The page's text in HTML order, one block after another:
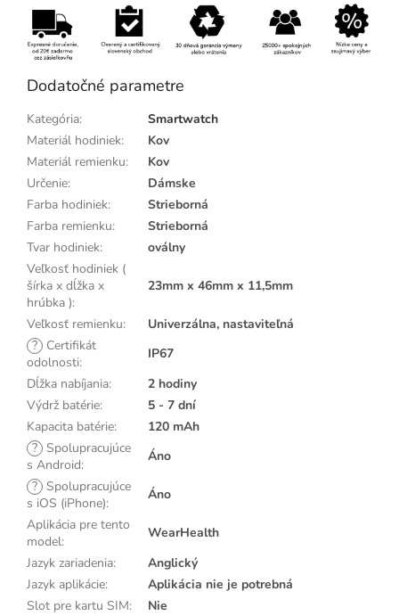
Dodatočné parametre
Kategória:
Smartwatch
Materiál hodiniek:
Kov
Materiál remienku:
Kov
Určenie:
Dámske
Farba hodiniek:
Strieborná
Farba remienku:
Strieborná
Tvar hodiniek:
oválny
Veľkosť hodiniek (
šírka x dĺžka x
hrúbka ):
23mm x 46mm x 11,5mm
Veľkosť remienku:
Univerzálna, nastaviteľná
? Certifikát
odolnosti:
IP67
Dĺžka nabíjania:
2 hodiny
Výdrž batérie:
5 - 7 dní
Kapacita batérie:
120 mAh
? Spolupracujúce
s Android:
Áno
? Spolupracujúce
s iOS (iPhone):
Áno
Aplikácia pre tento
model:
WearHealth
Jazyk zariadenia:
Anglický
Jazyk aplikácie:
Aplikácia nie je potrebná
Slot pre kartu SIM:
Nie